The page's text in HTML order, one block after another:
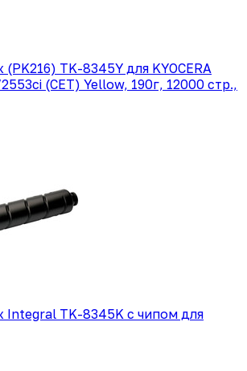
TK-8345Y для KYOCERA
(CET) Yellow, 190г, 12000 стр.,
Integral TK-8345K с чипом для